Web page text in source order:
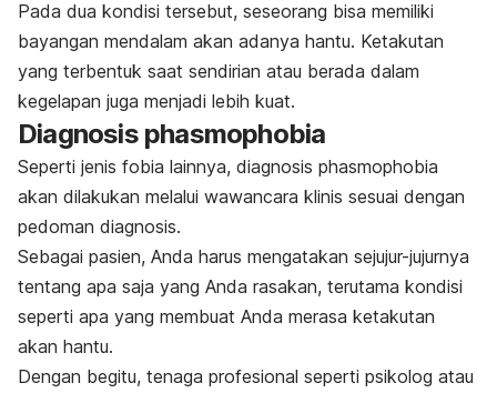
Pada dua kondisi tersebut, seseorang bisa memiliki
bayangan mendalam akan adanya hantu. Ketakutan
yang terbentuk saat sendirian atau berada dalam
kegelapan juga menjadi lebih kuat.
Diagnosis phasmophobia
Seperti jenis fobia lainnya, diagnosis phasmophobia
akan dilakukan melalui wawancara klinis sesuai dengan
pedoman diagnosis.
Sebagai pasien, Anda harus mengatakan sejujur-jujurnya
tentang apa saja yang Anda rasakan, terutama kondisi
seperti apa yang membuat Anda merasa ketakutan
akan hantu.
Dengan begitu, tenaga profesional seperti psikolog atau